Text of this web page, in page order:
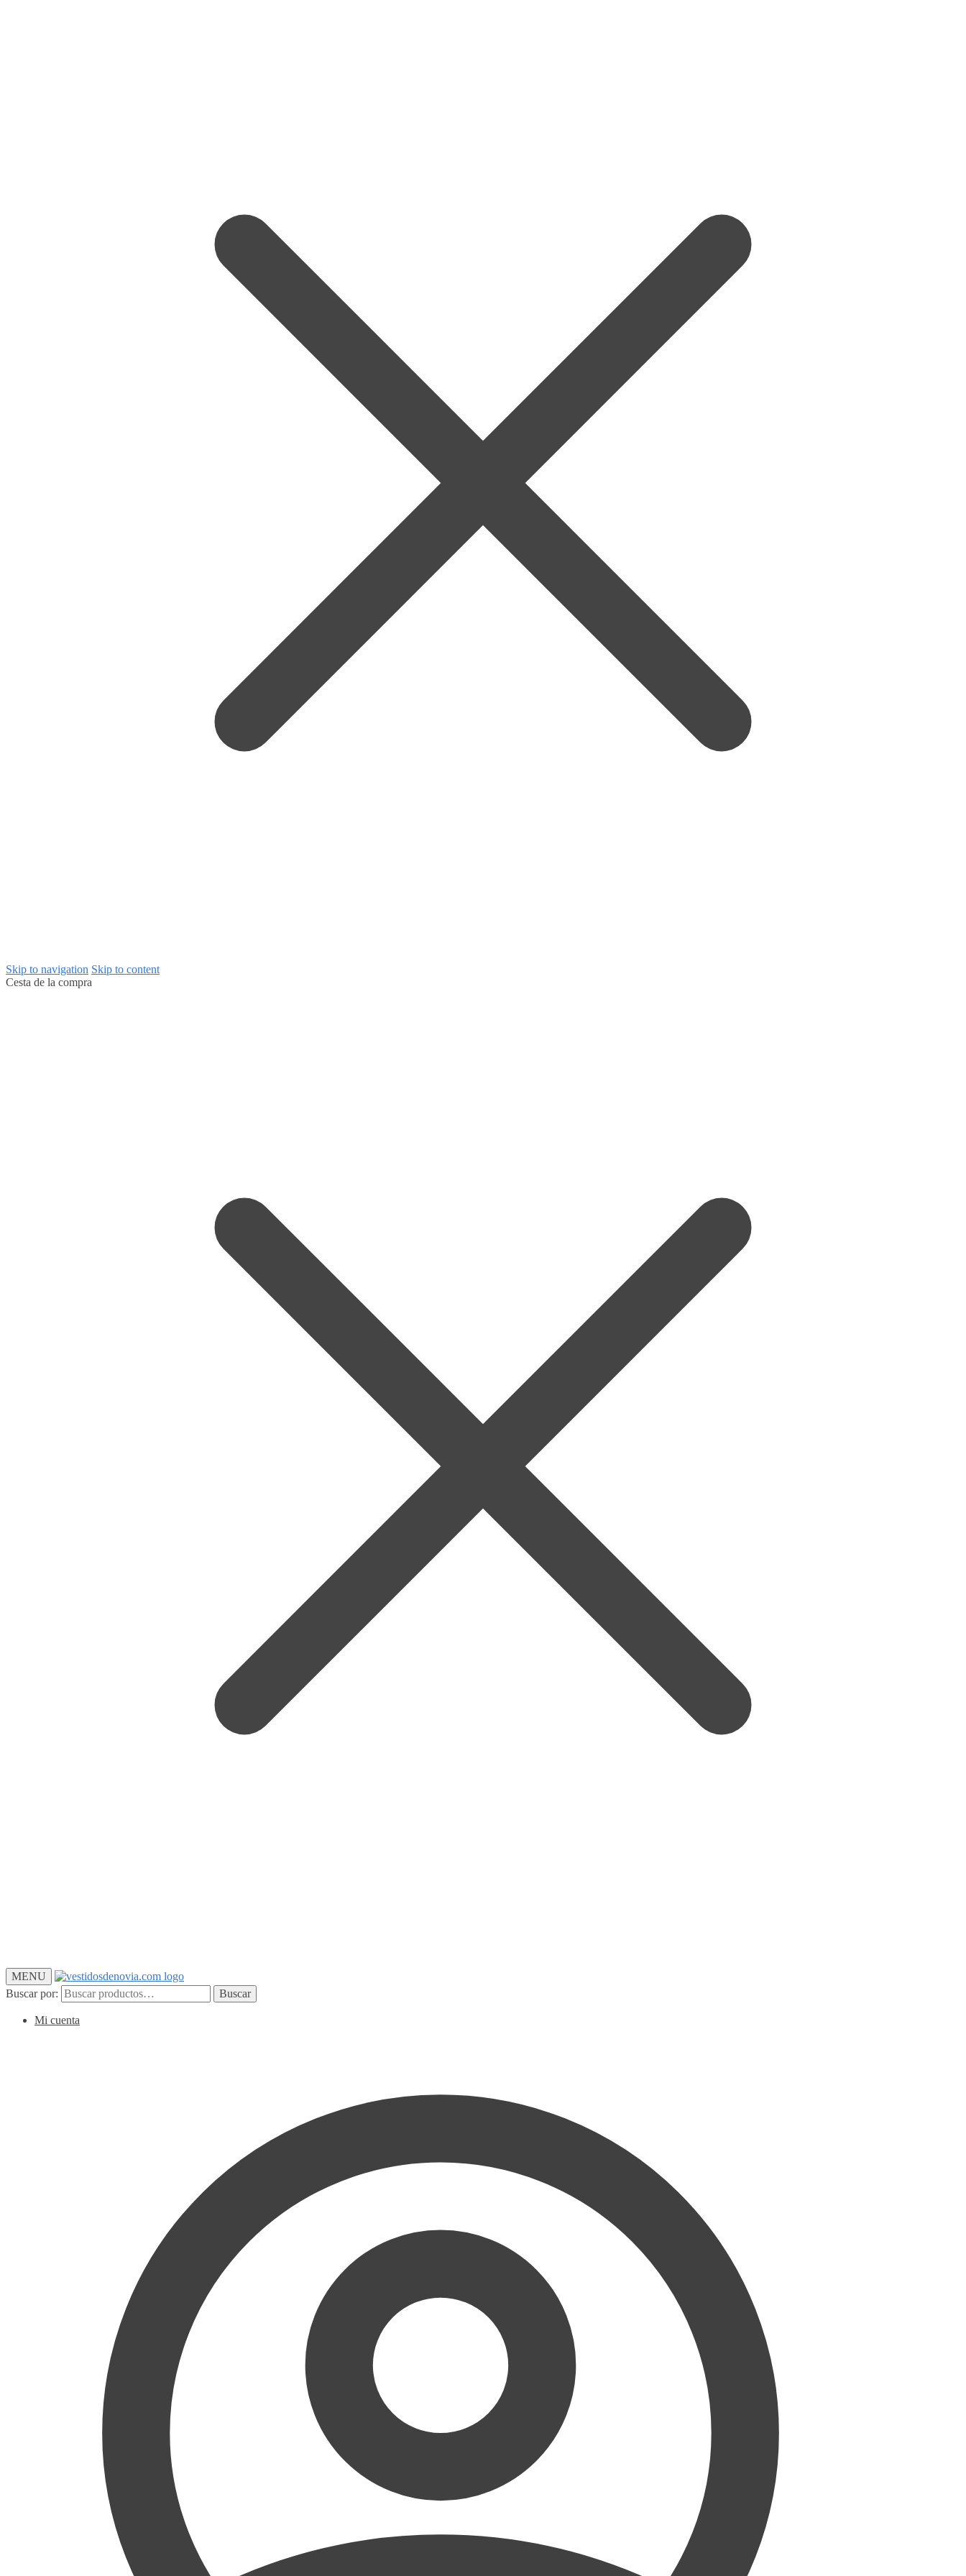
Skip to navigation Skip to content
Cesta de la compra
MENU
Buscar por:
Buscar
Mi cuenta